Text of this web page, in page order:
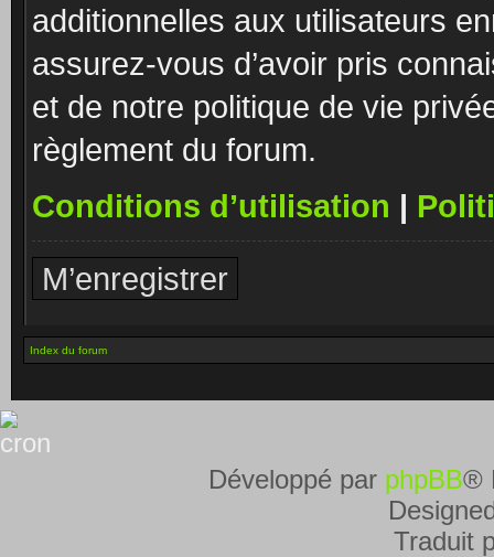
additionnelles aux utilisateurs
assurez-vous d’avoir pris
et de notre politique de vie
règlement du forum.
Conditions d’utilisation |
M’enregistrer
Index du forum
Développé par phpBB®
Traduit